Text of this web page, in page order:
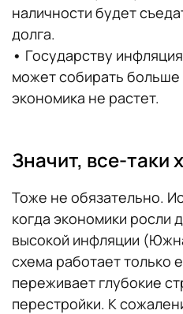
наличности будет
долга.
• Государству
может собирать
экономика не растет.
Значит, все-таки
Тоже не обязательно.
когда экономики росли
высокой инфляции
схема работает только
переживает глубокие
перестройки. К